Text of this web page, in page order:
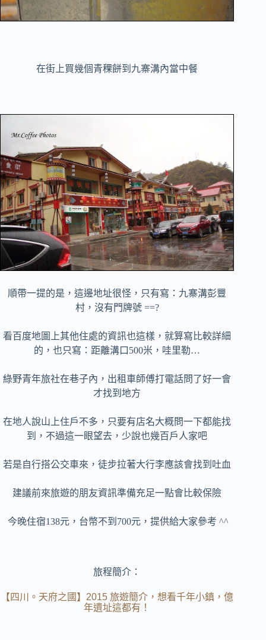
在街上買幾個青稞餅到九寨溝內當中餐
順帶一提的是，這邊地址很怪，只有寫：九寨溝彭豐
村，沒有門牌號 ==?
看百度地圖上其他住處的資訊也這樣，就算寫比較詳細
的，也只寫：距離溝口500米，哇里勒…
綠野青年旅社在巷子內，出租車師傅打電話問了好一會
才找到地方
在地人說山上住戶不多，只要有店名大概問一下都能找
到，不過這一眼望去，少說也幾百戶人家吧
若是自行搭公交車來，徒步拉著大行李應該會找到吐血
建議前來旅遊的朋友資訊準備充足一點會比較保險
今晚住宿138元，台幣不到700元，提供給大家參考 ^^
旅程簡介：
【四川。天府之國】2015 旅遊簡介，想看千年小鎮，億
年遺址這都有！